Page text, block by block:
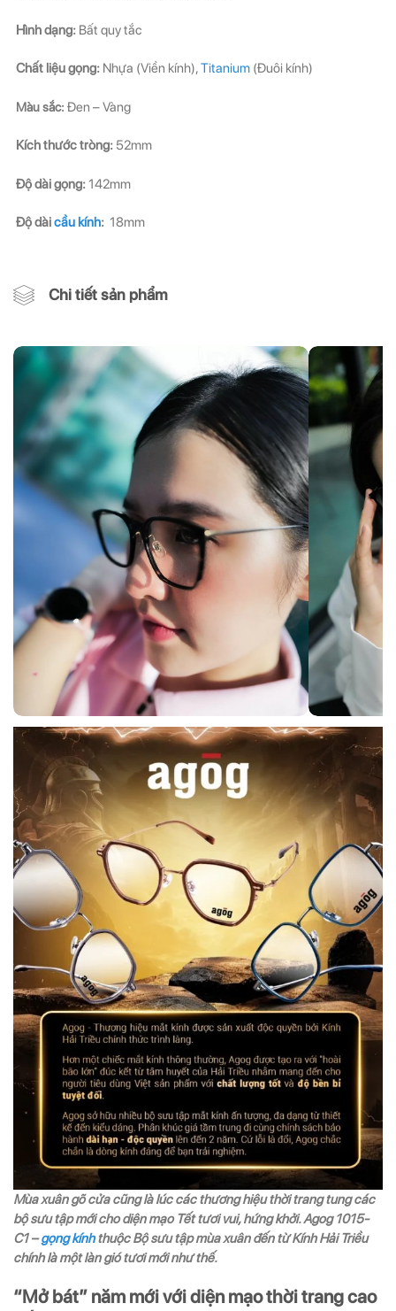
Hình dạng: Bất quy tắc
Chất liệu gọng: Nhựa (Viền kính),Titanium (Đuôi kính)
Màu sắc: Đen – Vàng
Kích thước tròng: 52mm
Độ dài gọng:142mm
Độ dàicầu kính: 18mm
Chi tiết sản phẩm
Mùa xuân gõ cửa cũng là lúc các thương hiệu thời trang tung các
bộ sưu tập mới cho diện mạo Tết tươi vui, hứng khởi. Agog 1015-
C1 –gọng kínhthuộc Bộ sưu tập mùa xuân đến từ Kính Hải Triều
chính là một làn gió tươi mới như thế.
“Mở bát” năm mới với diện mạo thời trang cao